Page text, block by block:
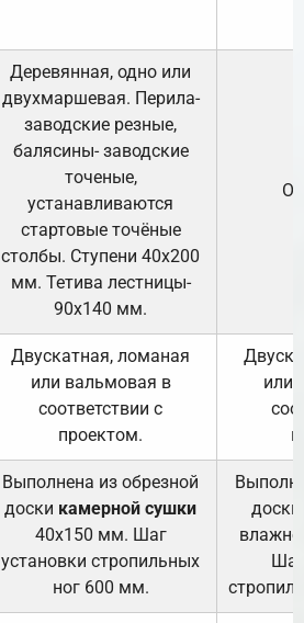
Деревянная, одно или
двухмаршевая. Перила-
заводские резные,
балясины- заводские
точеные,
устанавливаются
стартовые точёные
столбы. Ступени 40х200
мм. Тетива лестницы-
90х140 мм.
Двускатная, ломаная
или вальмовая в
соответствии с
проектом.
или
Выполнена из обрезной
доски камерной сушки
40х150 мм. Шаг
установки стропильных
ног 600 мм.
доски